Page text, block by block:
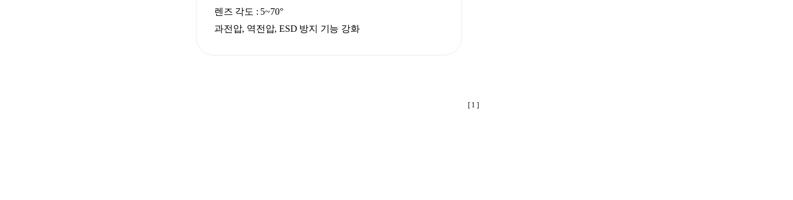
렌즈 각도 : 5~70°
과전압, 역전압, ESD 방지 기능 강화
[ 1 ]